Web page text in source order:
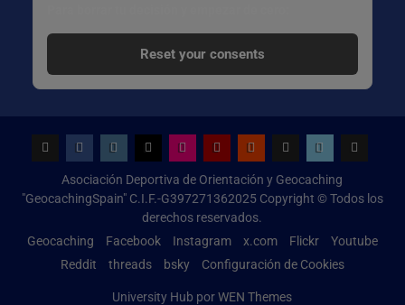
Reset your consents
Asociación Deportiva de Orientación y Geocaching
"GeocachingSpain" C.I.F.-G397271362025 Copyright © Todos los
derechos reservados.
Geocaching
Facebook Instagram x.com Flickr
Youtube
Reddit
threads bsky Configuración de Cookies
University Hub porWEN Themes